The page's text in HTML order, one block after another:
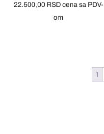
22.500,00 RSD cena sa PDV-
om
1